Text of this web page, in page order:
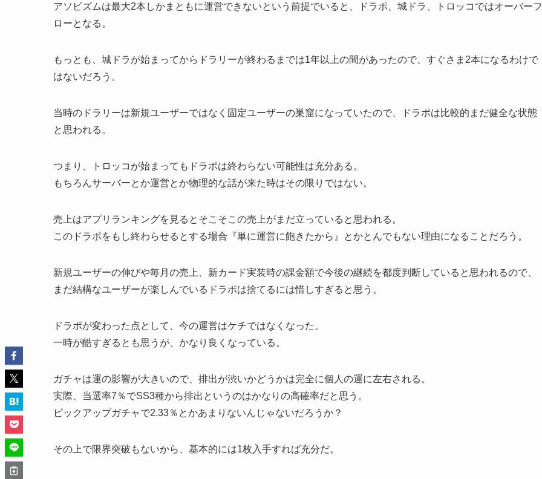
アソビズムは最大2本しかまともに運営できないという前提でいると、ドラポ、城ドラ、トロッコではオーバーフ
ローとなる。
もっとも、城ドラが始まってからドラリーが終わるまでは1年以上の間があったので、すぐさま2本になるわけで
はないだろう。
当時のドラリーは新規ユーザーではなく固定ユーザーの巣窟になっていたので、ドラポは比較的まだ健全な状態
と思われる。
つまり、トロッコが始まってもドラポは終わらない可能性は充分ある。
もちろんサーバーとか運営とか物理的な話が来た時はその限りではない。
売上はアプリランキングを見るとそこそこの売上がまだ立っていると思われる。
このドラポをもし終わらせるとする場合『単に運営に飽きたから』とかとんでもない理由になることだろう。
新規ユーザーの伸びや毎月の売上、新カード実装時の課金額で今後の継続を都度判断していると思われるので、
まだ結構なユーザーが楽しんでいるドラポは捨てるには惜しすぎると思う。
ドラポが変わった点として、今の運営はケチではなくなった。
一時が酷すぎるとも思うが、かなり良くなっている。
ガチャは運の影響が大きいので、排出が渋いかどうかは完全に個人の運に左右される。
実際、当選率7％でSS3種から排出というのはかなりの高確率だと思う。
ピックアップガチャで2.33％とかあまりないんじゃないだろうか？
その上で限界突破もないから、基本的には1枚入手すれば充分だ。